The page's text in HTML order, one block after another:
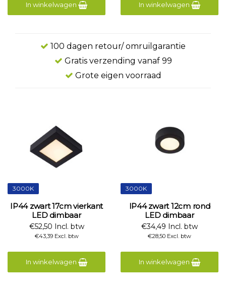
In winkelwagen In winkelwagen
100 dagen retour/ omruilgarantie
Gratis verzending vanaf 99
Grote eigen voorraad
3000K
IP44 zwart 17cm vierkant
LED dimbaar
€52,50 Incl. btw
€43,39 Excl. btw
In winkelwagen
3000K
IP44 zwart 12cm rond
LED dimbaar
€34,49 Incl. btw
€28,50 Excl. btw
In winkelwagen